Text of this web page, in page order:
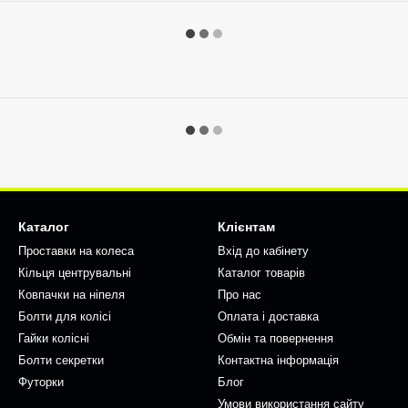
Каталог
Проставки на колеса
Кільця центрувальні
Ковпачки на ніпеля
Болти для колісі
Гайки колісні
Болти секретки
Футорки
Клієнтам
Вхід до кабінету
Каталог товарів
Про нас
Оплата і доставка
Обмін та повернення
Контактна інформація
Блог
Умови використання сайту